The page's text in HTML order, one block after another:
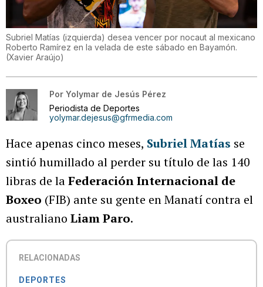
Subriel Matías (izquierda) desea vencer por nocaut al mexicano
Roberto Ramírez en la velada de este sábado en Bayamón.
(Xavier Araújo)
Por Yolymar de Jesús Pérez
Periodista de Deportes
yolymar.dejesus@gfrmedia.com
Hace apenas cinco meses, Subriel Matías se
sintió humillado al perder su título de las 140
libras de laFederación Internacional de
Boxeo (FIB) ante su gente en Manatí contra el
australiano Liam Paro.
RELACIONADAS
DEPORTES